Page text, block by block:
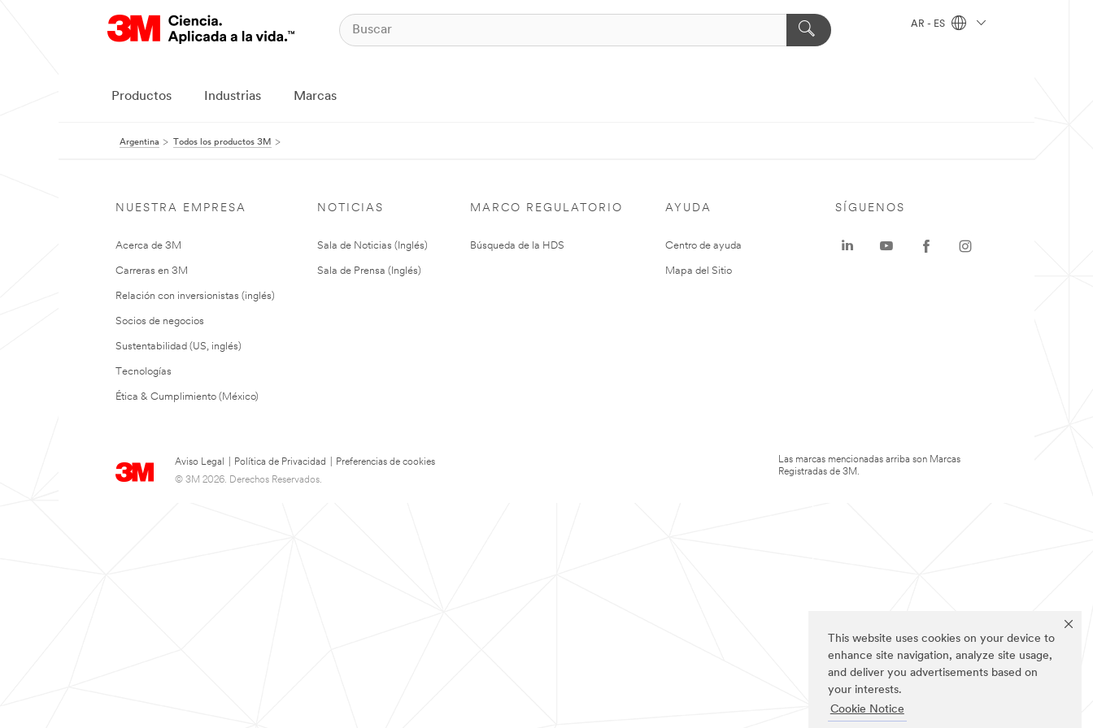
This website uses cookies on your device to
enhance site navigation, analyze site usage,
and deliver you advertisements based on
your interests.
Cookie Notice
AR - ES
Productos Industrias Marcas
Argentina Todos los productos 3M
NUESTRA EMPRESA
Acerca de 3M
Carreras en 3M
Relación con inversionistas (inglés)
Socios de negocios
Sustentabilidad (US, inglés)
Tecnologías
Ética & Cumplimiento (México)
NOTICIAS
Sala de Noticias (Inglés)
Sala de Prensa (Inglés)
MARCO REGULATORIO
Búsqueda de la HDS
AYUDA
Centro de ayuda
Mapa del Sitio
Aviso Legal Política de Privacidad
Preferencias de cookies
© 3M 2026. Derechos Reservados.
SÍGUENOS
Las marcas mencionadas arriba son Marcas
Registradas de 3M.